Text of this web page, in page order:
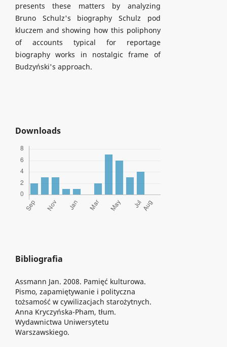
presents these matters by analyzing
Bruno Schulz's biography Schulz pod
kluczem and showing how this poliphony
of accounts typical for reportage
biography works in nostalgic frame of
Budzyński's approach.
Downloads
Bibliografia
Assmann Jan. 2008. Pamięć kulturowa.
Pismo, zapamiętywanie i polityczna
tożsamość w cywilizacjach starożytnych.
Anna Kryczyńska-Pham, tłum.
Wydawnictwa Uniwersytetu
Warszawskiego.